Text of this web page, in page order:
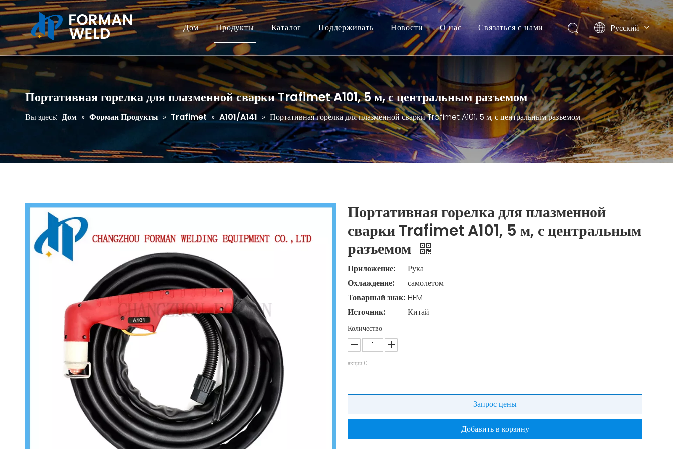
Дом Продукты Каталог Поддерживать Новости О нас Связаться с нами Pусский
English
Портативная горелка для плазменной сварки Trafimet A101, 5 м, с центральным разъемом
Вы здесь: Дом » Форман Продукты » Trafimet » A101/A141 » Портативная горелка для плазменной сварки Trafimet A101, 5 м, с центральным разъемом
Портативная горелка для плазменной
сварки Trafimet A101, 5 м, с центральным
разъемом
Приложение:
Рука
Охлаждение:
самолетом
Товарный знак: HFM
Источник:
Китай
Количество:
акции 0
Запрос цены
Добавить в корзину